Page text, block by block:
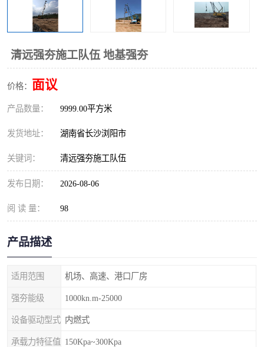
清远强夯施工队伍 地基强夯
价格： 面议
产品数量： 9999.00平方米
发货地址： 湖南省长沙浏阳市
关键词： 清远强夯施工队伍
发布日期： 2026-08-06
阅 读 量： 98
产品描述
适用范围 机场、高速、港口厂房
强夯能级 1000kn.m-25000
设备驱动型式 内燃式
承载力特征值 150Kpa~300Kpa